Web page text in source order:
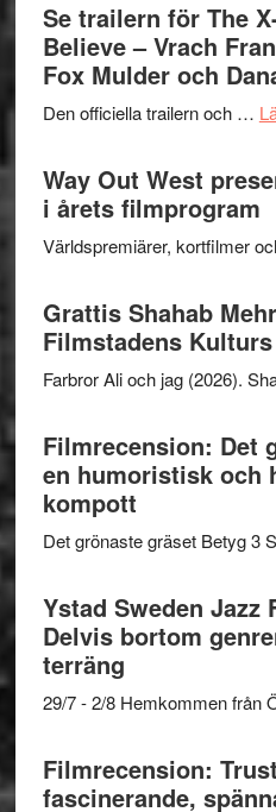
Se trailern för The
Believe – Vrach
Fox Mulder och
Den officiella trailern och …
Way Out West
i årets filmprogram
Världspremiärer, kortfilmer
Grattis Shahab
Filmstadens
Farbror Ali och jag (2026).
Filmrecension: Det
en humoristisk och
kompott
Det grönaste gräset Betyg 3
Ystad Sweden Jazz
Delvis bortom
terräng
29/7 - 2/8 Hemkommen från
Filmrecension:
fascinerande,